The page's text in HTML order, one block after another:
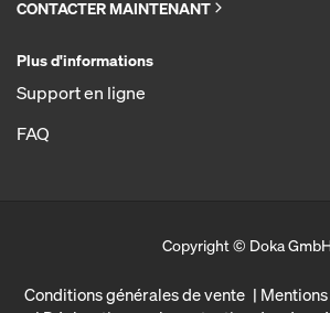
CONTACTER MAINTENANT
Plus d'informations
Support en ligne
FAQ
Copyright © Doka
Conditions générales de vente